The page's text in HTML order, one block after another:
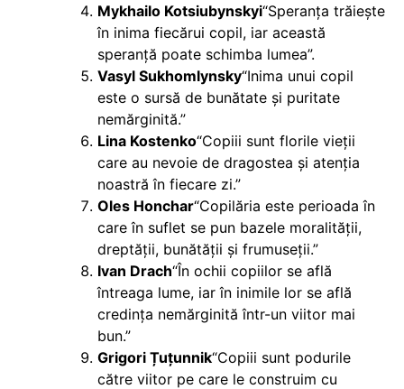
Mykhailo Kotsiubynskyi“Speranța trăiește
în inima fiecărui copil, iar această
speranță poate schimba lumea”.
Vasyl Sukhomlynsky“Inima unui copil
este o sursă de bunătate și puritate
nemărginită.”
Lina Kostenko“Copiii sunt florile vieții
care au nevoie de dragostea și atenția
noastră în fiecare zi.”
Oles Honchar“Copilăria este perioada în
care în suflet se pun bazele moralității,
dreptății, bunătății și frumuseții.”
Ivan Drach“În ochii copiilor se află
întreaga lume, iar în inimile lor se află
credința nemărginită într-un viitor mai
bun.”
Grigori Țuțunnik“Copiii sunt podurile
către viitor pe care le construim cu